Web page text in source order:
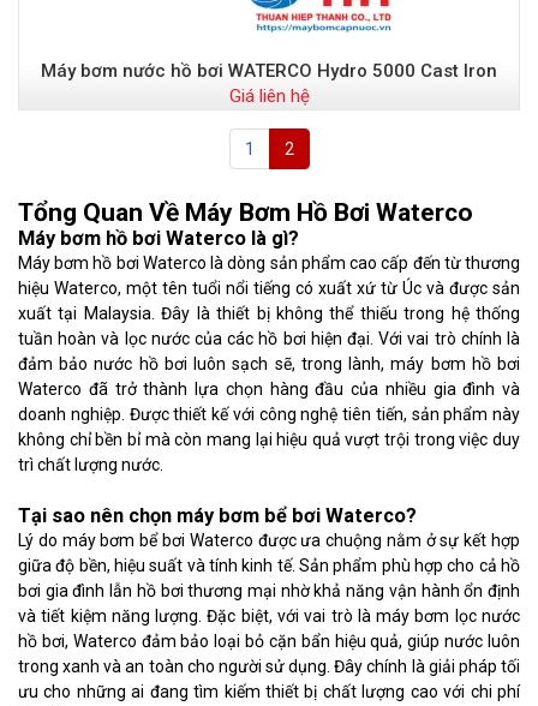
Máy bơm nước hồ bơi WATERCO Hydro 5000 Cast Iron
Giá liên hệ
1 2
Tổng Quan Về Máy Bơm Hồ Bơi Waterco
Máy bơm hồ bơi Waterco là gì?
Máy bơm hồ bơi Waterco là dòng sản phẩm cao cấp đến từ thương
hiệu Waterco, một tên tuổi nổi tiếng có xuất xứ từ Úc và được sản
xuất tại Malaysia. Đây là thiết bị không thể thiếu trong hệ thống
tuần hoàn và lọc nước của các hồ bơi hiện đại. Với vai trò chính là
đảm bảo nước hồ bơi luôn sạch sẽ, trong lành, máy bơm hồ bơi
Waterco đã trở thành lựa chọn hàng đầu của nhiều gia đình và
doanh nghiệp. Được thiết kế với công nghệ tiên tiến, sản phẩm này
không chỉ bền bỉ mà còn mang lại hiệu quả vượt trội trong việc duy
trì chất lượng nước.
Tại sao nên chọn máy bơm bể bơi Waterco?
Lý do máy bơm bể bơi Waterco được ưa chuộng nằm ở sự kết hợp
giữa độ bền, hiệu suất và tính kinh tế. Sản phẩm phù hợp cho cả hồ
bơi gia đình lẫn hồ bơi thương mại nhờ khả năng vận hành ổn định
và tiết kiệm năng lượng. Đặc biệt, với vai trò là máy bơm lọc nước
hồ bơi, Waterco đảm bảo loại bỏ cặn bẩn hiệu quả, giúp nước luôn
trong xanh và an toàn cho người sử dụng. Đây chính là giải pháp tối
ưu cho những ai đang tìm kiếm thiết bị chất lượng cao với chi phí